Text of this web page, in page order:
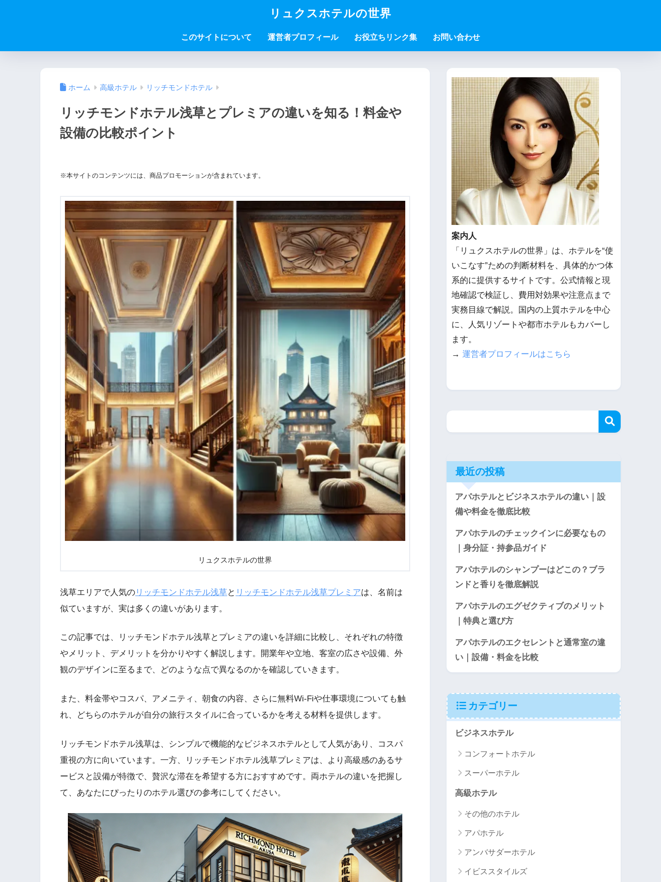
リュクスホテルの世界
このサイトについて 運営者プロフィール お役立ちリンク集 お問い合わせ
ホーム 高級ホテル リッチモンドホテル
リッチモンドホテル浅草とプレミアの違いを知る！料金や
設備の比較ポイント
※本サイトのコンテンツには、商品プロモーションが含まれています。
リュクスホテルの世界
浅草エリアで人気の リッチモンドホテル浅草と リッチモンドホテル浅草プレミアは、名前は
似ていますが、実は多くの違いがあります。
この記事では、リッチモンドホテル浅草とプレミアの違いを詳細に比較し、それぞれの特徴
やメリット、デメリットを分かりやすく解説します。開業年や立地、客室の広さや設備、外
観のデザインに至るまで、どのような点で異なるのかを確認していきます。
また、料金帯やコスパ、アメニティ、朝食の内容、さらに無料Wi-Fiや仕事環境についても触
れ、どちらのホテルが自分の旅行スタイルに合っているかを考える材料を提供します。
リッチモンドホテル浅草は、シンプルで機能的なビジネスホテルとして人気があり、コスパ
重視の方に向いています。一方、リッチモンドホテル浅草プレミアは、より高級感のあるサ
ービスと設備が特徴で、贅沢な滞在を希望する方におすすめです。両ホテルの違いを把握し
て、あなたにぴったりのホテル選びの参考にしてください。
案内人
「リュクスホテルの世界」は、ホテルを“使
いこなす”ための判断材料を、具体的かつ体
系的に提供するサイトです。公式情報と現
地確認で検証し、費用対効果や注意点まで
実務目線で解説。国内の上質ホテルを中心
に、人気リゾートや都市ホテルもカバーし
ます。
→ 運営者プロフィールはこちら
最近の投稿
アパホテルとビジネスホテルの違い｜設
備や料金を徹底比較
アパホテルのチェックインに必要なもの
｜身分証・持参品ガイド
アパホテルのシャンプーはどこの？ブラ
ンドと香りを徹底解説
アパホテルのエグゼクティブのメリット
｜特典と選び方
アパホテルのエクセレントと通常室の違
い｜設備・料金を比較
カテゴリー
ビジネスホテル
コンフォートホテル
スーパーホテル
高級ホテル
その他のホテル
アパホテル
アンバサダーホテル
イビススタイルズ